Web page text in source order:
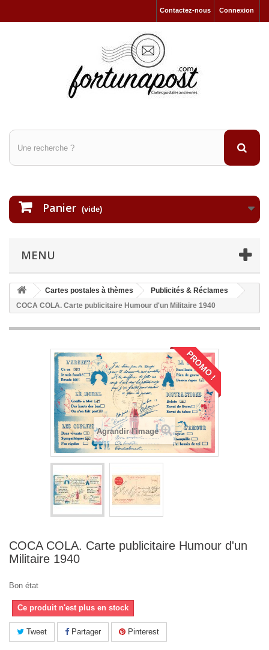
Connexion
Contactez-nous
Panier (vide)
MENU
Cartes postales à thèmes
Publicités & Réclames
COCA COLA. Carte publicitaire Humour d'un Militaire 1940
PROMO !
Agrandir l'image
COCA COLA. Carte publicitaire Humour d'un
Militaire 1940
Bon état
Ce produit n'est plus en stock
Tweet Partager Pinterest